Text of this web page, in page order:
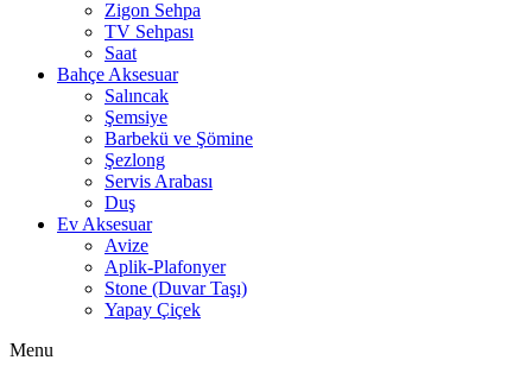
Zigon Sehpa
TV Sehpası
Saat
Bahçe Aksesuar
Salıncak
Şemsiye
Barbekü ve Şömine
Şezlong
Servis Arabası
Duş
Ev Aksesuar
Avize
Aplik-Plafonyer
Stone (Duvar Taşı)
Yapay Çiçek
Menu